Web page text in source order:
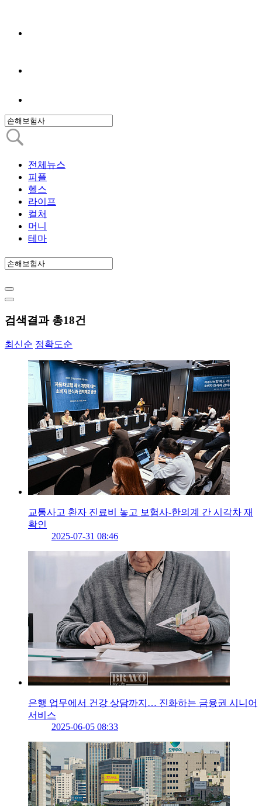
전체뉴스
피플
헬스
라이프
컬처
머니
테마
검색결과 총18건
최신순 정확도순
교통사고 환자 진료비 놓고 보험사-한의계 간 시각차 재
확인
2025-07-31 08:46
은행 업무에서 건강 상담까지… 진화하는 금융권 시니어
서비스
2025-06-05 08:33